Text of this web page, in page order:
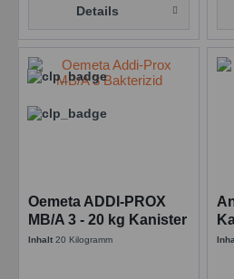
Details
Oemeta ADDI-PROX
MB/A 3 - 20 kg Kanister
Konservierungsmittel -
Inhalt20 Kilogramm